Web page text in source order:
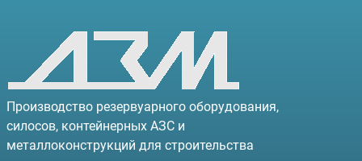
Производство резервуарного оборудования,
силосов, контейнерных АЗС и
металлоконструкций для строительства